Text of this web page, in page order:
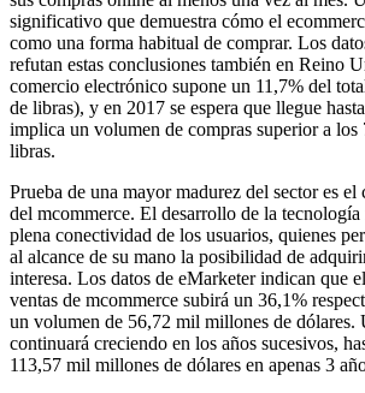
significativo que demuestra cómo el
como una forma habitual de comprar. Los
refutan estas conclusiones también en Reino
comercio electrónico supone un 11,7% del
de libras), y en 2017 se espera que llegue
implica un volumen de compras superior a
libras.
Prueba de una mayor madurez del sector es el
del mcommerce. El desarrollo de la
plena conectividad de los usuarios, quienes
al alcance de su mano la posibilidad de
interesa. Los datos de eMarketer indican que
ventas de mcommerce subirá un 36,1%
un volumen de 56,72 mil millones de dólares.
continuará creciendo en los años sucesivos,
113,57 mil millones de dólares en apenas 3